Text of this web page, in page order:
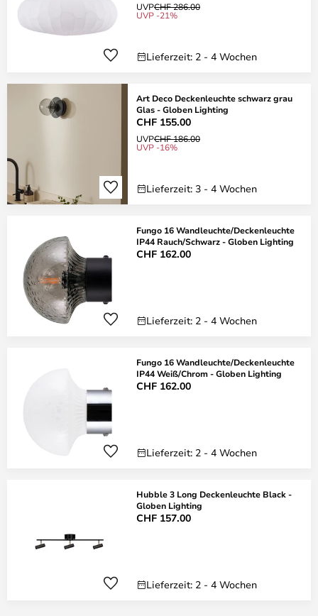
UVPCHF 286.00
UVP -21%
Lieferzeit: 2 - 4 Wochen
Art Deco Deckenleuchte schwarz grau
Glas - Globen Lighting
CHF 155.00
UVPCHF 186.00
UVP -16%
Lieferzeit: 3 - 4 Wochen
Fungo 16 Wandleuchte/Deckenleuchte
IP44 Rauch/Schwarz - Globen Lighting
CHF 162.00
Lieferzeit: 2 - 4 Wochen
Fungo 16 Wandleuchte/Deckenleuchte
IP44 Weiß/Chrom - Globen Lighting
CHF 162.00
Lieferzeit: 2 - 4 Wochen
Hubble 3 Long Deckenleuchte Black -
Globen Lighting
CHF 157.00
Lieferzeit: 2 - 4 Wochen